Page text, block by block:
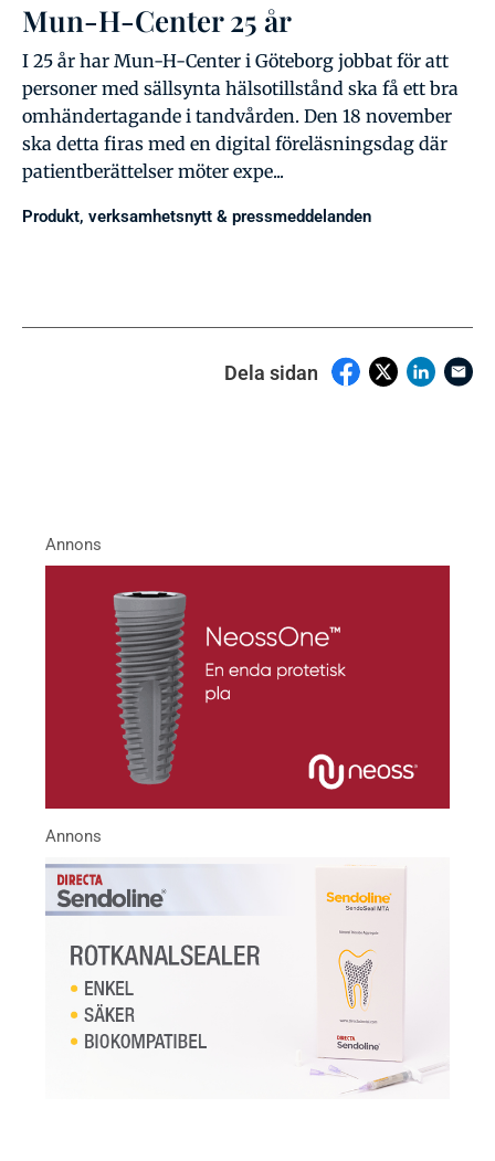
Mun-H-Center 25 år
I 25 år har Mun-H-Center i Göteborg jobbat för att
personer med sällsynta hälsotillstånd ska få ett bra
omhändertagande i tandvården. Den 18 november
ska detta firas med en digital föreläsningsdag där
patientberättelser möter expe...
Produkt, verksamhetsnytt & pressmeddelanden
Dela sidan